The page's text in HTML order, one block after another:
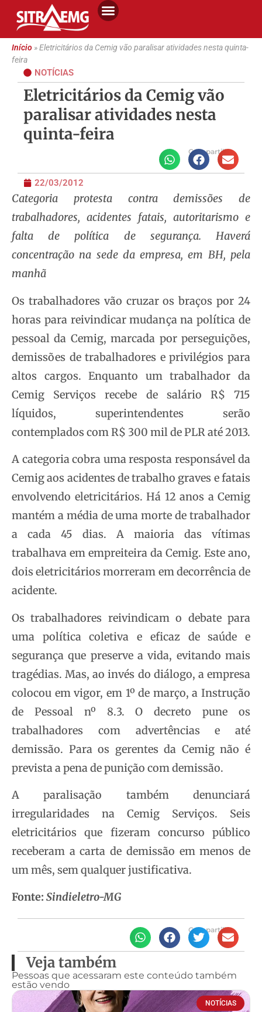
Início»Eletricitários da Cemig vão paralisar atividades nesta quinta-
feira
NOTÍCIAS
Eletricitários da Cemig vão
paralisar atividades nesta
quinta-feira
Compartilhe
22/03/2012
Categoria protesta contra demissões de
trabalhadores, acidentes fatais, autoritarismo e
falta de política de segurança. Haverá
concentração na sede da empresa, em BH, pela
manhã
Os trabalhadores vão cruzar os braços por 24
horas para reivindicar mudança na política de
pessoal da Cemig, marcada por perseguições,
demissões de trabalhadores e privilégios para
altos cargos. Enquanto um trabalhador da
Cemig Serviços recebe de salário R$ 715
líquidos, superintendentes serão
contemplados com R$ 300 mil de PLR até 2013.
A categoria cobra uma resposta responsável da
Cemig aos acidentes de trabalho graves e fatais
envolvendo eletricitários. Há 12 anos a Cemig
mantém a média de uma morte de trabalhador
a cada 45 dias. A maioria das vítimas
trabalhava em empreiteira da Cemig. Este ano,
dois eletricitários morreram em decorrência de
acidente.
Os trabalhadores reivindicam o debate para
uma política coletiva e eficaz de saúde e
segurança que preserve a vida, evitando mais
tragédias. Mas, ao invés do diálogo, a empresa
colocou em vigor, em 1º de março, a Instrução
de Pessoal nº 8.3. O decreto pune os
trabalhadores com advertências e até
demissão. Para os gerentes da Cemig não é
prevista a pena de punição com demissão.
A paralisação também denunciará
irregularidades na Cemig Serviços. Seis
eletricitários que fizeram concurso público
receberam a carta de demissão em menos de
um mês, sem qualquer justificativa.
Fonte: Sindieletro-MG
Compartilhe
Veja também
Pessoas que acessaram este conteúdo também
estão vendo
NOTÍCIAS